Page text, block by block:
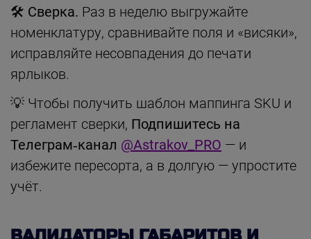
🛠 Сверка. Раз в неделю выгружайте
номенклатуру, сравнивайте поля и «висяки»,
исправляйте несовпадения до печати
ярлыков.
💡 Чтобы получить шаблон маппинга SKU и
регламент сверки, Подпишитесь на
Телеграм‑канал @Astrakov_PRO — и
избежите пересорта, а в долгую — упростите
учёт.